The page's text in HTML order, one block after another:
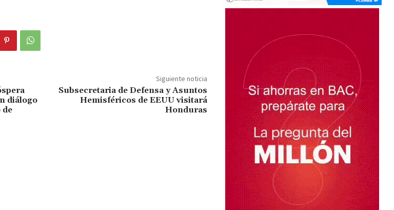
diálogo
de
Siguiente noticia
Subsecretaria de Defensa y Asuntos
Hemisféricos de EEUU visitará
Honduras